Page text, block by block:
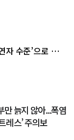
자 수준’으로 떨
만 늙지 않아...폭염
레스’ 주의보